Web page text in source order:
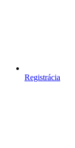
Registrácia